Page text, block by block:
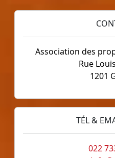
Association des
Rue
1201
TÉL &
022